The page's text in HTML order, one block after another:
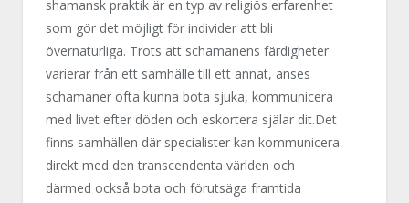
shamansk praktik är en typ av religiös erfarenhet
som gör det möjligt för individer att bli
övernaturliga. Trots att schamanens färdigheter
varierar från ett samhälle till ett annat, anses
schamaner ofta kunna bota sjuka, kommunicera
med livet efter döden och eskortera själar dit.Det
finns samhällen där specialister kan kommunicera
direkt med den transcendenta världen och
därmed också bota och förutsäga framtida